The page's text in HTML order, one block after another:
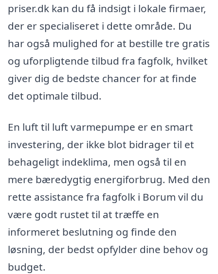
priser.dk kan du få indsigt i lokale firmaer,
der er specialiseret i dette område. Du
har også mulighed for at bestille tre gratis
og uforpligtende tilbud fra fagfolk, hvilket
giver dig de bedste chancer for at finde
det optimale tilbud.
En luft til luft varmepumpe er en smart
investering, der ikke blot bidrager til et
behageligt indeklima, men også til en
mere bæredygtig energiforbrug. Med den
rette assistance fra fagfolk i Borum vil du
være godt rustet til at træffe en
informeret beslutning og finde den
løsning, der bedst opfylder dine behov og
budget.